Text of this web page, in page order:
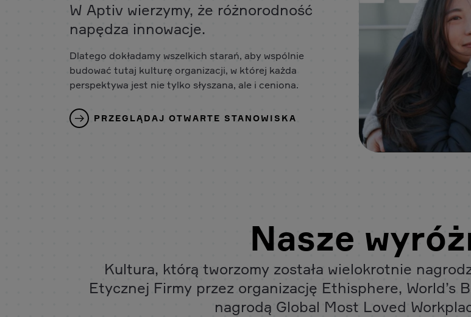
W Aptiv wierzymy, że różnorodność
napędza innowacje.
Dlatego dokładamy wszelkich starań, aby wspólnie
budować tutaj kulturę organizacji, w której każda
perspektywa jest nie tylko słyszana, ale i ceniona.
PRZEGLĄDAJ OTWARTE STANOWISKA
Nasze
Kultura, którą tworzomy została wielokrotnie
Etycznej Firmy przez organizację Ethisphere, World’s
nagrodą Global Most Loved